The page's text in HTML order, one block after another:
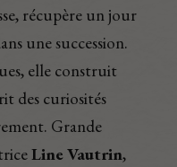
récupère un jour
une succession.
elle construit
des curiosités
Grande
Line Vautrin,